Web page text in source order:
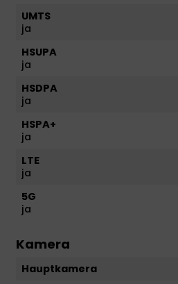
UMTS
ja
HSUPA
ja
HSDPA
ja
HSPA+
ja
LTE
ja
5G
ja
Kamera
Hauptkamera